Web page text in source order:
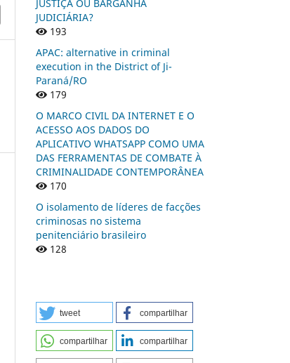
JUSTIÇA OU BARGANHA
JUDICIÁRIA?
193
APAC: alternative in criminal
execution in the District of Ji-
Paraná/RO
179
O MARCO CIVIL DA INTERNET E O
ACESSO AOS DADOS DO
APLICATIVO WHATSAPP COMO UMA
DAS FERRAMENTAS DE COMBATE À
CRIMINALIDADE CONTEMPORÂNEA
170
O isolamento de líderes de facções
criminosas no sistema
penitenciário brasileiro
128
tweet compartilhar
compartilhar compartilhar